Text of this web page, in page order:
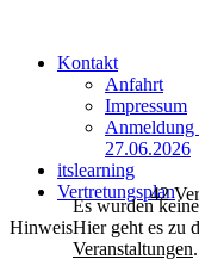
Kontakt
Anfahrt
Impressum
Anmeldung
27.06.2026
itslearning
Vertretungsplan
42
Hinweis
Es wurden
Hier geht es zu
Veranstaltungen.